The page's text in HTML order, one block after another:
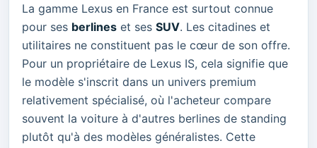
La gamme Lexus en France est surtout connue
pour ses berlines et ses SUV. Les citadines et
utilitaires ne constituent pas le cœur de son offre.
Pour un propriétaire de Lexus IS, cela signifie que
le modèle s'inscrit dans un univers premium
relativement spécialisé, où l'acheteur compare
souvent la voiture à d'autres berlines de standing
plutôt qu'à des modèles généralistes. Cette